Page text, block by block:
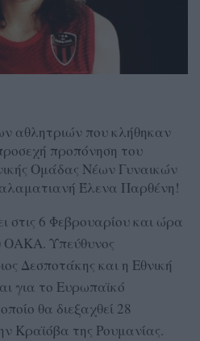
αθλητριών που κλήθηκαν
προπόνηση του
Ομάδας Νέων Γυναικών
Έλενα Παρθένη!
στις 6 Φεβρουαρίου και ώρα
ΟΑΚΑ. Υπεύθυνος
Δεσποτάκης και η Εθνική
για το Ευρωπαϊκό
θα διεξαχθεί 28
Κραϊόβα της Ρουμανίας.